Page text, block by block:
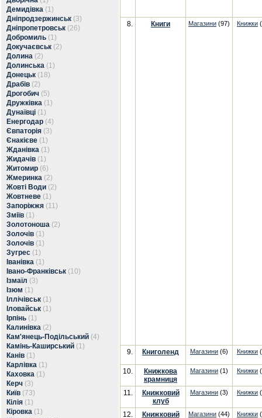
Демидівка (1)
Дніпродзержинськ (3)
Дніпропетровськ (26)
Добромиль (1)
Докучаєвськ (2)
Долина (2)
Долинська (1)
Донецьк (18)
Драбів (2)
Дрогобич (5)
Дружківка (1)
Дунаївці (1)
Енергодар (4)
Євпаторія (3)
Єнакієве (1)
Жданівка (1)
Жидачів (1)
Житомир (6)
Жмеринка (2)
Жовті Води (2)
Жовтневе (1)
Запоріжжя (11)
Зміїв (1)
Золотоноша (2)
Золочів (1)
Золочів (1)
Зугрес (1)
Іванівка (1)
Івано-Франківськ (10)
Ізмаїл (3)
Ізюм (1)
Іллічівськ (1)
Іловайськ (1)
Ірпінь (1)
Калинівка (2)
Кам'янець-Подільський (4)
Камінь-Каширський (1)
Канів (1)
Карлівка (1)
Каховка (1)
Керч (3)
Київ (73)
Кілія (1)
Кіровка (1)
8. Книги Магазини (97) Книжки
9. Книголенд Магазини (6) Книжки
10.
Книжкова
крамниця
Магазини (1) Книжки
11.
Книжковий
клуб
Магазини (3) Книжки
12.
Книжковий
Магазини (44) Книжки